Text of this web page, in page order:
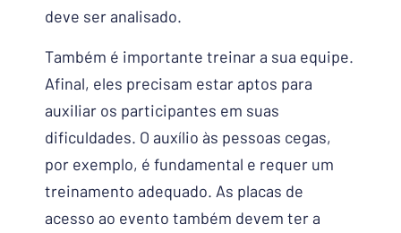
deve ser analisado.
Também é importante treinar a sua equipe.
Afinal, eles precisam estar aptos para
auxiliar os participantes em suas
dificuldades. O auxílio às pessoas cegas,
por exemplo, é fundamental e requer um
treinamento adequado. As placas de
acesso ao evento também devem ter a